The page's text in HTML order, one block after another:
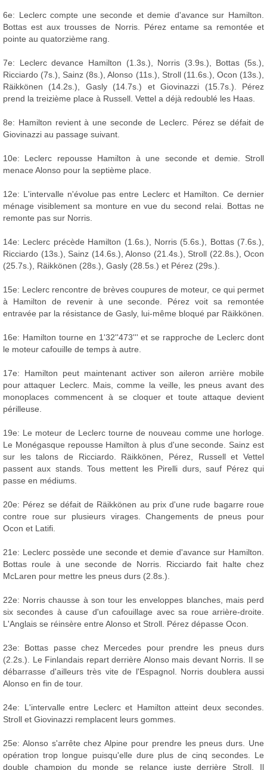
6e: Leclerc compte une seconde et demie d'avance sur Hamilton.
Bottas est aux trousses de Norris. Pérez entame sa remontée et
pointe au quatorzième rang.
7e: Leclerc devance Hamilton (1.3s.), Norris (3.9s.), Bottas (5s.),
Ricciardo (7s.), Sainz (8s.), Alonso (11s.), Stroll (11.6s.), Ocon (13s.),
Räikkönen (14.2s.), Gasly (14.7s.) et Giovinazzi (15.7s.). Pérez
prend la treizième place à Russell. Vettel a déjà redoublé les Haas.
8e: Hamilton revient à une seconde de Leclerc. Pérez se défait de
Giovinazzi au passage suivant.
10e: Leclerc repousse Hamilton à une seconde et demie. Stroll
menace Alonso pour la septième place.
12e: L'intervalle n'évolue pas entre Leclerc et Hamilton. Ce dernier
ménage visiblement sa monture en vue du second relai. Bottas ne
remonte pas sur Norris.
14e: Leclerc précède Hamilton (1.6s.), Norris (5.6s.), Bottas (7.6s.),
Ricciardo (13s.), Sainz (14.6s.), Alonso (21.4s.), Stroll (22.8s.), Ocon
(25.7s.), Räikkönen (28s.), Gasly (28.5s.) et Pérez (29s.).
15e: Leclerc rencontre de brèves coupures de moteur, ce qui permet
à Hamilton de revenir à une seconde. Pérez voit sa remontée
entravée par la résistance de Gasly, lui-même bloqué par Räikkönen.
16e: Hamilton tourne en 1'32''473''' et se rapproche de Leclerc dont
le moteur cafouille de temps à autre.
17e: Hamilton peut maintenant activer son aileron arrière mobile
pour attaquer Leclerc. Mais, comme la veille, les pneus avant des
monoplaces commencent à se cloquer et toute attaque devient
périlleuse.
19e: Le moteur de Leclerc tourne de nouveau comme une horloge.
Le Monégasque repousse Hamilton à plus d'une seconde. Sainz est
sur les talons de Ricciardo. Räikkönen, Pérez, Russell et Vettel
passent aux stands. Tous mettent les Pirelli durs, sauf Pérez qui
passe en médiums.
20e: Pérez se défait de Räikkönen au prix d'une rude bagarre roue
contre roue sur plusieurs virages. Changements de pneus pour
Ocon et Latifi.
21e: Leclerc possède une seconde et demie d'avance sur Hamilton.
Bottas roule à une seconde de Norris. Ricciardo fait halte chez
McLaren pour mettre les pneus durs (2.8s.).
22e: Norris chausse à son tour les enveloppes blanches, mais perd
six secondes à cause d'un cafouillage avec sa roue arrière-droite.
L'Anglais se réinsère entre Alonso et Stroll. Pérez dépasse Ocon.
23e: Bottas passe chez Mercedes pour prendre les pneus durs
(2.2s.). Le Finlandais repart derrière Alonso mais devant Norris. Il se
débarrasse d'ailleurs très vite de l'Espagnol. Norris doublera aussi
Alonso en fin de tour.
24e: L'intervalle entre Leclerc et Hamilton atteint deux secondes.
Stroll et Giovinazzi remplacent leurs gommes.
25e: Alonso s'arrête chez Alpine pour prendre les pneus durs. Une
opération trop longue puisqu'elle dure plus de cinq secondes. Le
double champion du monde se relance juste derrière Stroll. Il